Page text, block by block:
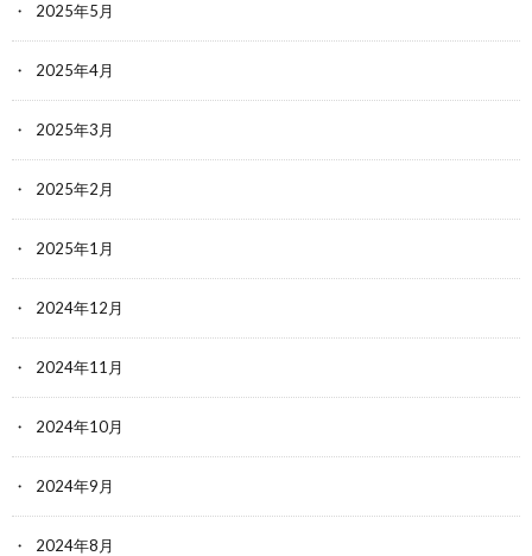
2025年5月
2025年4月
2025年3月
2025年2月
2025年1月
2024年12月
2024年11月
2024年10月
2024年9月
2024年8月